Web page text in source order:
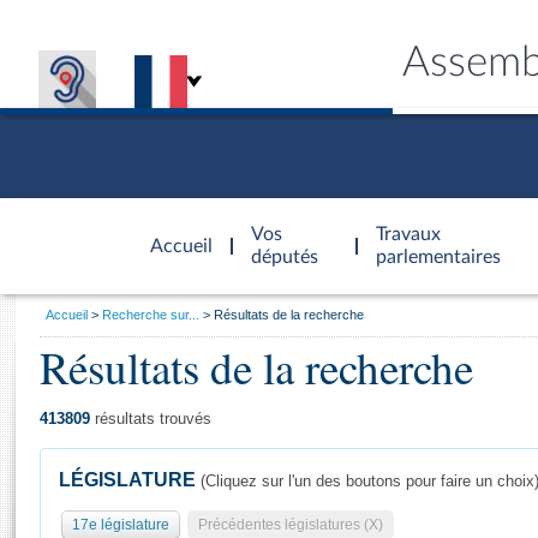
Accueil
d'accueil
Vos
députés
Travaux
parlementaires
Général
Vous
Accueil Recherche sur... Résultats de la recherche
Résultats de la recherche
413809 résultats trouvés
LÉGISLATURE (Cliquez sur l'un des boutons pour faire un choix)
17e législature Précédentes législatures (X)